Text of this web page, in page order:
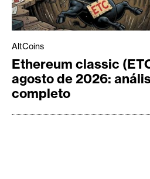
AltCoins
Ethereum classic
agosto de 2026:
completo